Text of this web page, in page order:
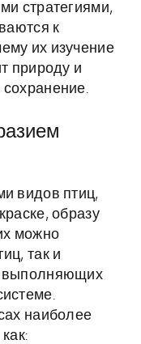
стратегиями,
к
их изучение
природу и
сохранение.
видов птиц,
образу
можно
так и
выполняющих
наиболее